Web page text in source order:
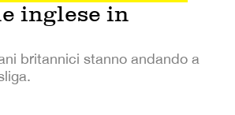
inglese in
britannici stanno andando a